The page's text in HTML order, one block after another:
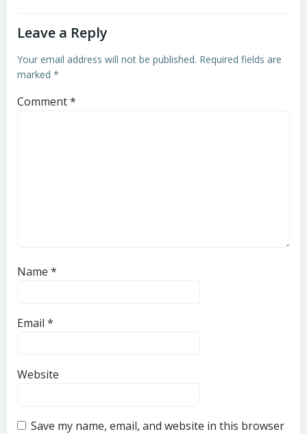
Leave a Reply
Your email address will not be published. Required fields are
marked *
Comment*
Name *
Email *
Website
Save my name, email, and website in this browser